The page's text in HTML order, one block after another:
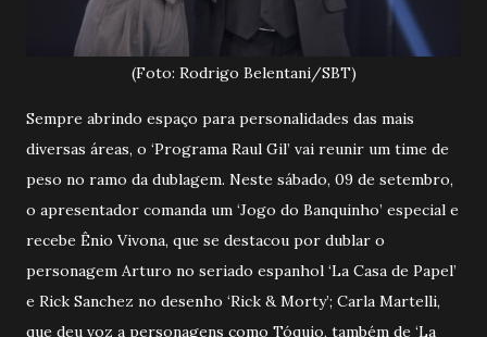
(Foto: Rodrigo Belentani/SBT)
Sempre abrindo espaço para personalidades das mais
diversas áreas, o ‘Programa Raul Gil’ vai reunir um time de
peso no ramo da dublagem. Neste sábado, 09 de setembro,
o apresentador comanda um ‘Jogo do Banquinho’ especial e
recebe Ênio Vivona, que se destacou por dublar o
personagem Arturo no seriado espanhol ‘La Casa de Papel’
e Rick Sanchez no desenho ‘Rick & Morty’; Carla Martelli,
que deu voz a personagens como Tóquio, também de ‘La